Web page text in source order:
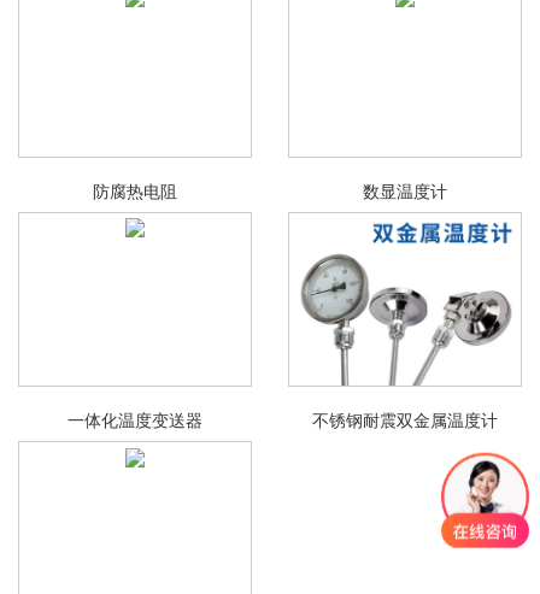
防腐热电阻 数显温度计
一体化温度变送器 不锈钢耐震双金属温度计